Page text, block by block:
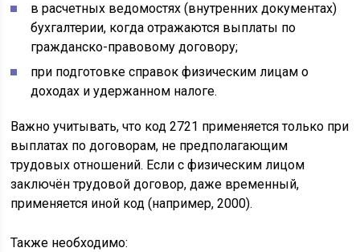
в расчетных ведомостях (внутренних документах)
бухгалтерии, когда отражаются выплаты по
гражданско-правовому договору;
при подготовке справок физическим лицам о
доходах и удержанном налоге.
Важно учитывать, что код 2721 применяется только при
выплатах по договорам, не предполагающим
трудовых отношений. Если с физическим лицом
заключён трудовой договор, даже временный,
применяется иной код (например, 2000).
Также необходимо: